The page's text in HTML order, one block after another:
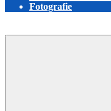
Fotografie